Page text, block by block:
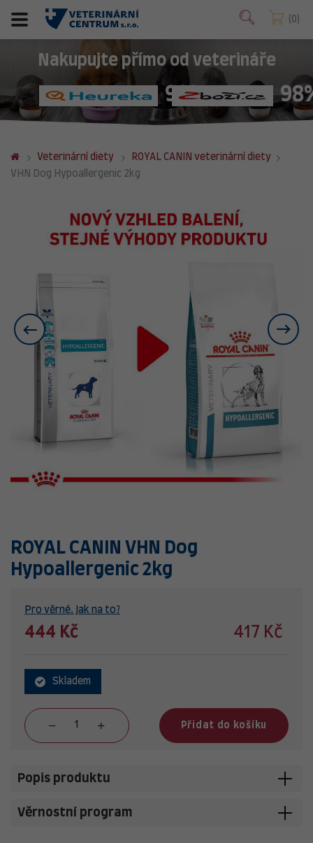
0
Nakupujte přímo od veterináře
98%
Veterinární diety
ROYAL CANIN veterinární diety
VHN Dog Hypoallergenic 2kg
ROYAL CANIN VHN Dog
Hypoallergenic 2kg
Pro věrné. Jak na to?
444 Kč 417 Kč
Skladem
Přidat do košíku
Popis produktu
Věrnostní program